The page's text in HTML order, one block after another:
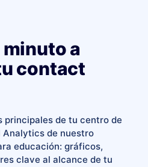
a
contact
principales de tu centro de
de nuestro
educación: gráficos,
clave al alcance de tu